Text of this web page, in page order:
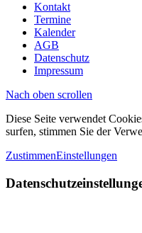
Kontakt
Termine
Kalender
AGB
Datenschutz
Impressum
Nach oben scrollen
Diese Seite verwendet
surfen, stimmen Sie der
ZustimmenEinstellungen